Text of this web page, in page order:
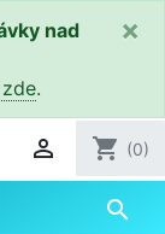
nad
.
×
 shopping_cart (0)
search